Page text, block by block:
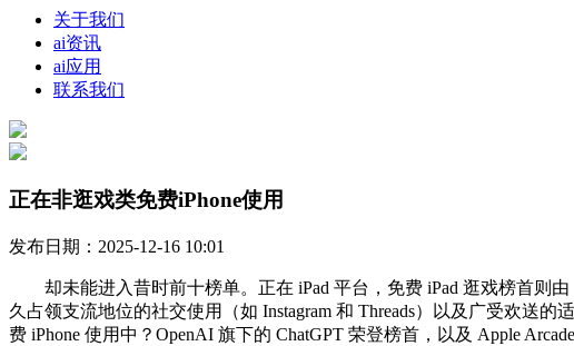
关于我们
ai资讯
ai应用
联系我们
正在非逛戏类免费iPhone使用
发布日期：2025-12-16 10:01
却未能进入昔时前十榜单。正在 iPad 平台，免费 iPad 逛戏榜首则由
久占领支流地位的社交使用（如 Instagram 和 Threads）以及广受欢送
费 iPhone 使用中？OpenAI 旗下的 ChatGPT 荣登榜首，以及 Apple